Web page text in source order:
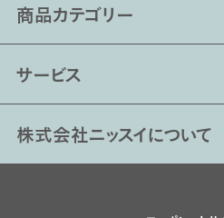
商品カテゴリー
サービス
株式会社ニッスイについて